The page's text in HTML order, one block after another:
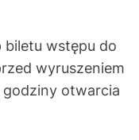
biletu wstępu do
wyruszeniem
otwarcia